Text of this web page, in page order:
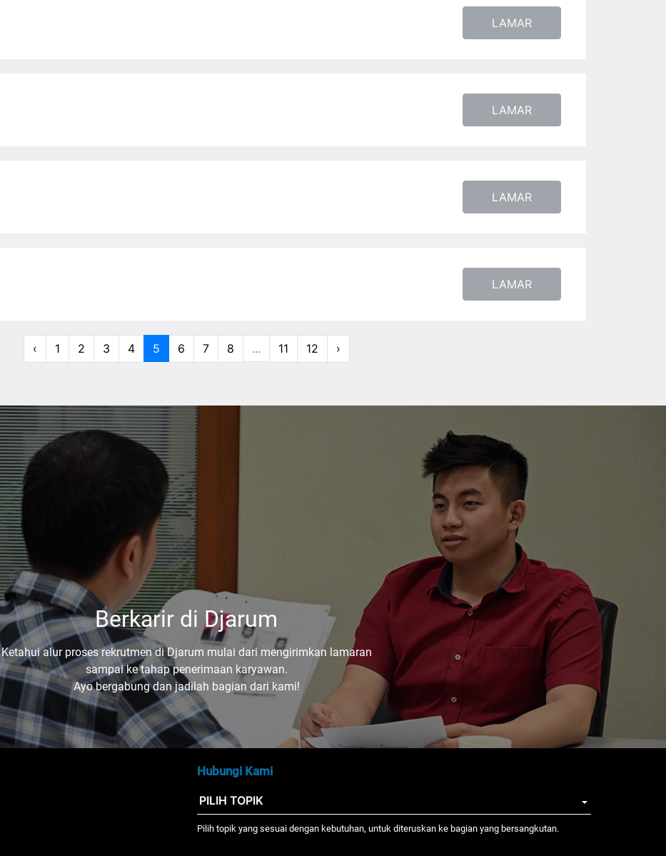
LAMAR
LAMAR
LAMAR
LAMAR
‹ 1 2 3 4 5 6 7 8 ... 11 12 ›
Berkarir di Djarum
Ketahui alur proses rekrutmen di Djarum mulai dari mengirimkan lamaran
sampai ke tahap penerimaan karyawan.
Ayo bergabung dan jadilah bagian dari kami!
Hubungi Kami
Pilih topik yang sesuai dengan kebutuhan, untuk diteruskan ke bagian yang bersangkutan.